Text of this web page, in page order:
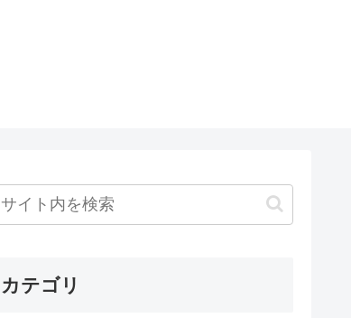
カテゴリ